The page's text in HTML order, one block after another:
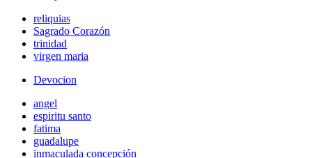
reliquias
Sagrado Corazón
trinidad
virgen maria
Devocion
angel
espiritu santo
fatima
guadalupe
inmaculada concepción